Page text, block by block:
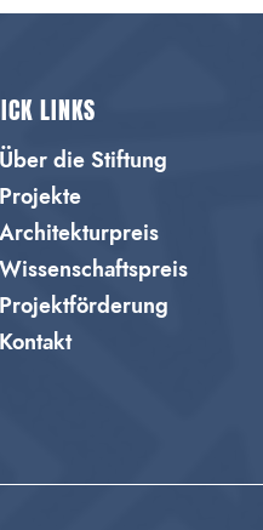
LINKS
Über die Stiftung
Projekte
Architekturpreis
Wissenschaftspreis
Projektförderung
Kontakt